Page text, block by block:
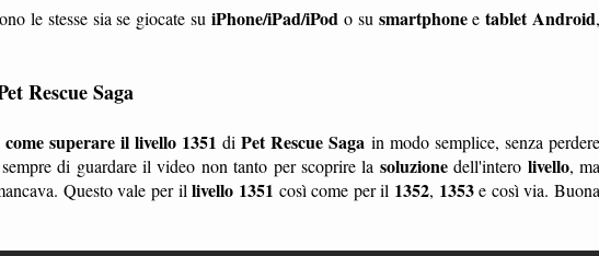
le stesse sia se giocate su iPhone/iPad/iPod o su smartphoneetablet Android
Rescue Saga
come superare il livello 1351 diPet Rescue Saga in modo semplice, senza
di guardare il video non tanto per scoprire la soluzionedell'intero livello,
Questo vale per illivello 1351 così come per il 1352, 1353e così via.